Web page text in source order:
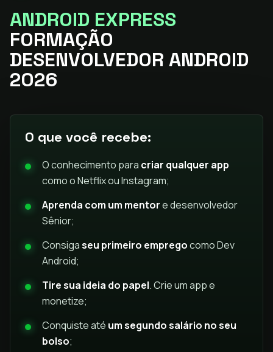
ANDROID EXPRESS
FORMAÇÃO
DESENVOLVEDOR ANDROID
2026
O que você recebe:
O conhecimento para criar qualquer app
como o Netflix ou Instagram;
Aprenda com um mentore desenvolvedor
Sênior;
Consigaseu primeiro empregocomo Dev
Android;
Tire sua ideia do papel. Crie um app e
monetize;
Conquiste até um segundo salário no seu
bolso;